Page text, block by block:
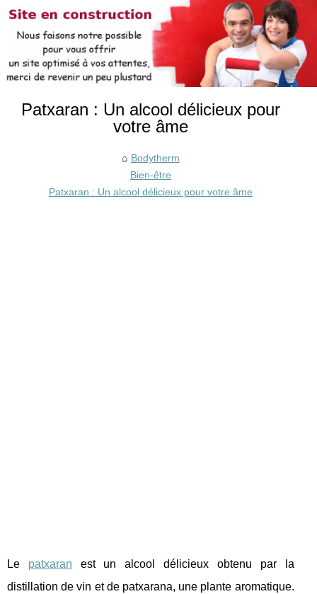
Patxaran : Un alcool délicieux pour
votre âme
Bodytherm
Bien-être
Patxaran : Un alcool délicieux pour votre âme
Le patxaran est un alcool délicieux obtenu par la
distillation de vin et de patxarana, une plante aromatique.